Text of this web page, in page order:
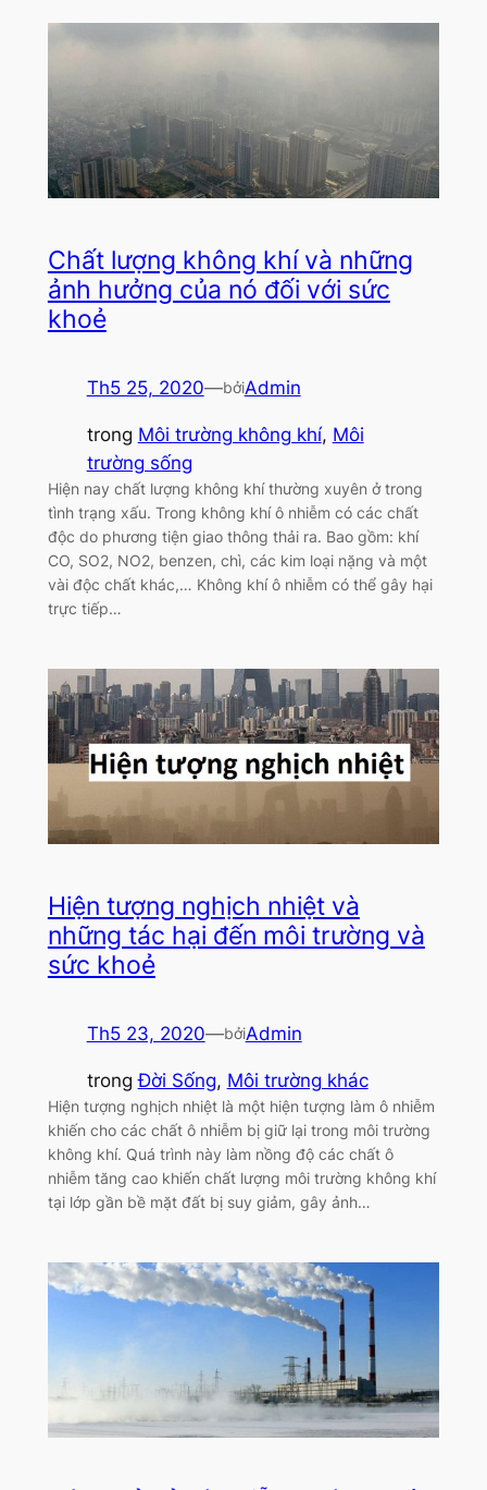
Chất lượng không khí và những
ảnh hưởng của nó đối với sức
khoẻ
Th5 25, 2020—bởiAdmin
trong Môi trường không khí, Môi
trường sống
Hiện nay chất lượng không khí thường xuyên ở trong
tình trạng xấu. Trong không khí ô nhiễm có các chất
độc do phương tiện giao thông thải ra. Bao gồm: khí
CO, SO2, NO2, benzen, chì, các kim loại nặng và một
vài độc chất khác,… Không khí ô nhiễm có thể gây hại
trực tiếp…
Hiện tượng nghịch nhiệt và
những tác hại đến môi trường và
sức khoẻ
Th5 23, 2020—bởiAdmin
trongĐời Sống, Môi trường khác
Hiện tượng nghịch nhiệt là một hiện tượng làm ô nhiễm
khiến cho các chất ô nhiễm bị giữ lại trong môi trường
không khí. Quá trình này làm nồng độ các chất ô
nhiễm tăng cao khiến chất lượng môi trường không khí
tại lớp gần bề mặt đất bị suy giảm, gây ảnh…